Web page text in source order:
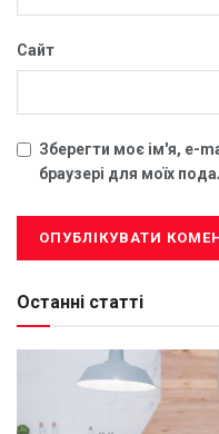
Сайт
Зберегти моє ім'я, e-
браузері для моїх
Останні статті